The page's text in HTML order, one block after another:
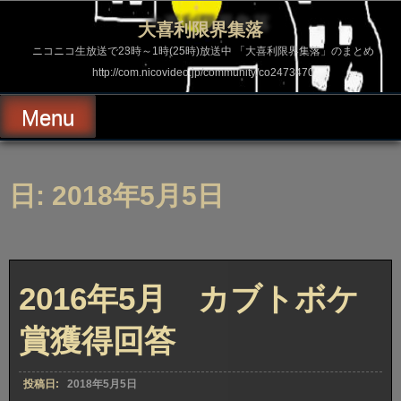
ス
ッ
プ
大喜利限界集落
ニコニコ生放送で23時～1時(25時)放送中 「大喜利限界集落」のまとめ
http://com.nicovideo.jp/community/co2473470
Menu
日: 2018年5月5日
2016年5月 カブトボケ
賞獲得回答
投稿日: 2018年5月5日